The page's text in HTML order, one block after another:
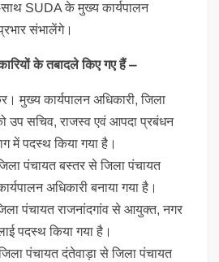
साथ SUDA के मुख्य कार्यपालन
संभालेंगे।
के तबादले किए गए हैं –
मुख्य कार्यपालन अधिकारी, जिला
उप सचिव, राजस्व एवं आपदा प्रबंधन
में पदस्थ किया गया है।
पंचायत बस्तर से जिला पंचायत
अधिकारी बनाया गया है।
पंचायत राजनांदगांव से आयुक्त, नगर
पदस्थ किया गया है।
पंचायत दंतेवाड़ा से जिला पंचायत